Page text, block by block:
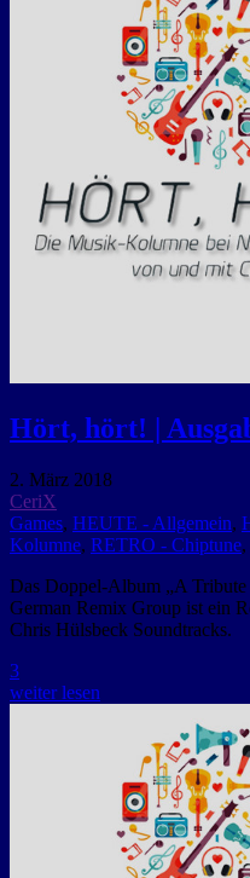
Hört, hört! |
2. März 2018
CeriX
Games, HEUTE - Allgemein,
Kolumne, RETRO - Chiptune,
Das Doppel-Album „A
German Remix Group ist ein
Chris Hülsbeck Soundtracks.
3
weiter lesen